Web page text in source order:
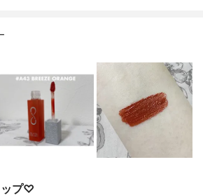
ップ♡